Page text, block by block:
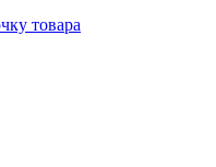
товара